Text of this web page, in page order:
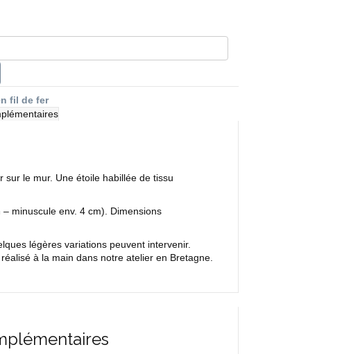
fil de fer
sur le mur. Une étoile habillée de tissu
minuscule env. 4 cm). Dimensions
légères variations peuvent intervenir.
à la main dans notre atelier en Bretagne.